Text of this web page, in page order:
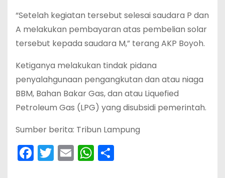
“Setelah kegiatan tersebut selesai saudara P dan
A melakukan pembayaran atas pembelian solar
tersebut kepada saudara M,” terang AKP Boyoh.
Ketiganya melakukan tindak pidana
penyalahgunaan pengangkutan dan atau niaga
BBM, Bahan Bakar Gas, dan atau Liquefied
Petroleum Gas (LPG) yang disubsidi pemerintah.
Sumber berita: Tribun Lampung
F
a
T
w
E
m
W
h